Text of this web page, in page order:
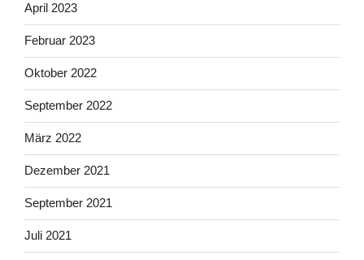
April 2023
Februar 2023
Oktober 2022
September 2022
März 2022
Dezember 2021
September 2021
Juli 2021